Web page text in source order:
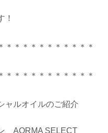
！
＊＊＊＊＊＊＊＊＊＊＊
＊＊＊＊＊＊＊＊＊＊＊
ルオイルのご紹介
AORMA SELECT